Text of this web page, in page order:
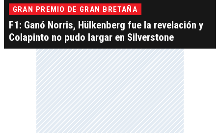
GRAN PREMIO DE GRAN BRETAÑA
F1: Ganó Norris, Hülkenberg fue la revelación y
Colapinto no pudo largar en Silverstone